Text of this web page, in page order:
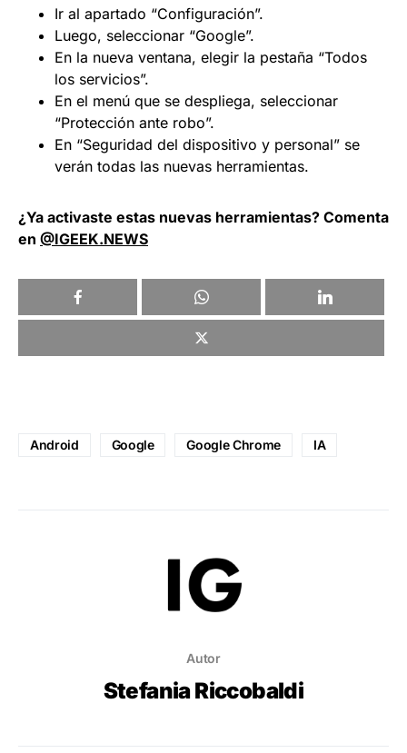
Ir al apartado “Configuración”.
Luego, seleccionar “Google”.
En la nueva ventana, elegir la pestaña “Todos
los servicios”.
En el menú que se despliega, seleccionar
“Protección ante robo”.
En “Seguridad del dispositivo y personal” se
verán todas las nuevas herramientas.
¿Ya activaste estas nuevas herramientas? Comenta
en @IGEEK.NEWS
Android Google Google Chrome IA
Autor
Stefania Riccobaldi